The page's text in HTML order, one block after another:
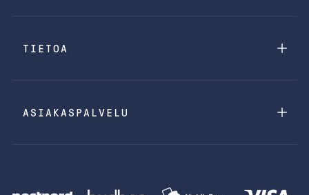
TIETOA
ASIAKASPALVELU